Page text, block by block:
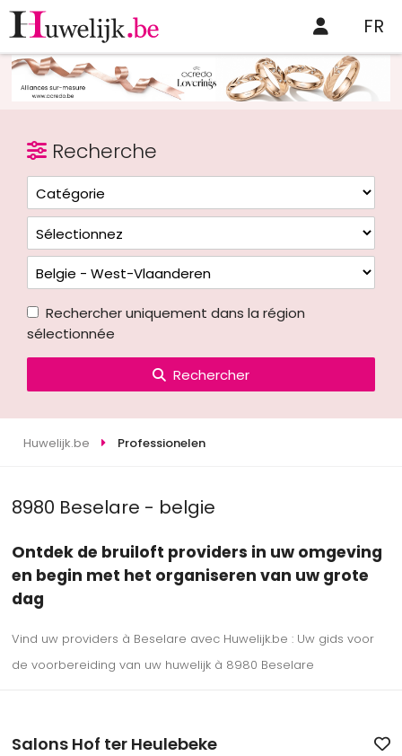
FR
Recherche
Rechercher uniquement dans la région
sélectionnée
Rechercher
Huwelijk.be Professionelen
8980 Beselare - belgie
Ontdek de bruiloft providers in uw omgeving
en begin met het organiseren van uw grote
dag
Vind uw providers à Beselare avec Huwelijk.be : Uw gids voor
de voorbereiding van uw huwelijk à 8980 Beselare
Salons Hof ter Heulebeke